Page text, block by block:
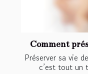
Comment
Préserver sa vie
c’est tout un